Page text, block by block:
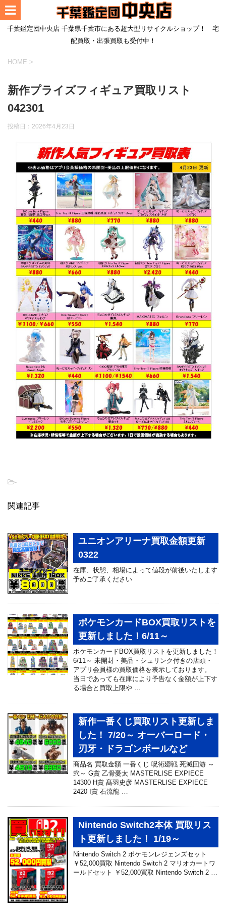
千葉鑑定団中央店 千葉県千葉市にある超大型リサイクルショップ！ 宅
配買取・出張買取も受付中！
HOME >
新作プライズフィギュア買取リスト
042301
投稿日： 2026年4月23日
-
関連記事
ユニオンアリーナ買取金額更新
0322
在庫、状態、相場によって値段が前後いたします
予めご了承ください
ポケモンカードBOX買取リストを
更新しました！6/11～
ポケモンカードBOX買取リストを更新しました！
6/11～ 未開封・美品・シュリンク付きの店頭・
アプリ会員様の買取価格を表示しております。
当日であっても在庫により予告なく金額が上下す
る場合と買取上限や …
新作一番くじ買取リスト更新しま
した！ 7/20～ オーバーロード・
刃牙・ドラゴンボールなど
商品名 買取金額 一番くじ 呪術廻戦 死滅回游 ～
弐～ G賞 乙骨憂太 MASTERLISE EXPIECE
14300 H賞 髙羽史彦 MASTERLISE EXPIECE
2420 I賞 石流龍 …
Nintendo Switch2本体 買取リス
ト更新しました！ 1/19～
Nintendo Switch 2 ポケモンレジェンズセット
￥52,000買取 Nintendo Switch 2 マリオカートワ
ールドセット ￥52,000買取 Nintendo Switch 2 …